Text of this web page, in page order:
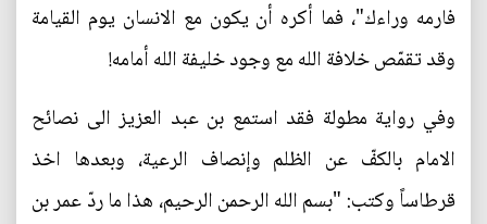
فارمه وراءك"، فما أكره أن يكون مع الانسان يوم القيامة
وقد تقمّص خلافة الله مع وجود خليفة الله أمامه!
وفي رواية مطولة فقد استمع بن عبد العزيز الى نصائح
الامام بالكفّ عن الظلم وإنصاف الرعية، وبعدها اخذ
قرطاساً وكتب: "بسم الله الرحمن الرحيم، هذا ما ردّ عمر بن